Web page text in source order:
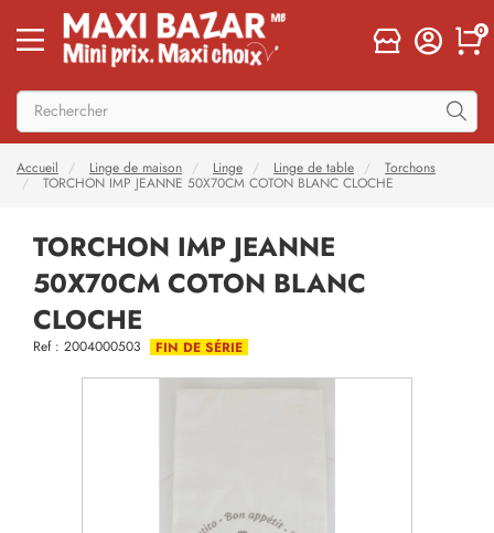
0
Accueil Linge de maison Linge Linge de table
Torchons
TORCHON IMP JEANNE 50X70CM COTON BLANC CLOCHE
TORCHON IMP JEANNE
50X70CM COTON BLANC
CLOCHE
Ref : 2004000503 FIN DE SÉRIE